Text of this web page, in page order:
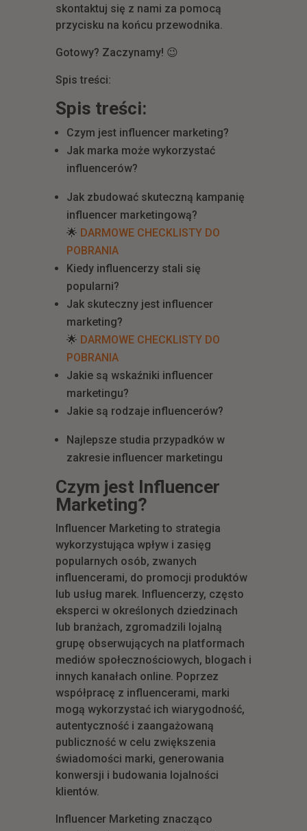
skontaktuj się z nami za pomocą
przycisku na końcu przewodnika.
Gotowy? Zaczynamy! 😉
Spis treści:
Spis treści:
Czym jest influencer marketing?
Jak marka może wykorzystać
influencerów?
Jak zbudować skuteczną kampanię
influencer marketingową?
🌟 DARMOWE CHECKLISTY DO
POBRANIA
Kiedy influencerzy stali się
popularni?
Jak skuteczny jest influencer
marketing?
🌟 DARMOWE CHECKLISTY DO
POBRANIA
Jakie są wskaźniki influencer
marketingu?
Jakie są rodzaje influencerów?
Najlepsze studia przypadków w
zakresie influencer marketingu
Czym jest Influencer
Marketing?
Influencer Marketing to strategia
wykorzystująca wpływ i zasięg
popularnych osób, zwanych
influencerami, do promocji produktów
lub usług marek. Influencerzy, często
eksperci w określonych dziedzinach
lub branżach, zgromadzili lojalną
grupę obserwujących na platformach
mediów społecznościowych, blogach i
innych kanałach online. Poprzez
współpracę z influencerami, marki
mogą wykorzystać ich wiarygodność,
autentyczność i zaangażowaną
publiczność w celu zwiększenia
świadomości marki, generowania
konwersji i budowania lojalności
klientów.
Influencer Marketing znacząco